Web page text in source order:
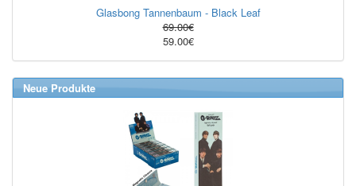
Glasbong Tannenbaum - Black Leaf
69.00€
59.00€
Neue Produkte